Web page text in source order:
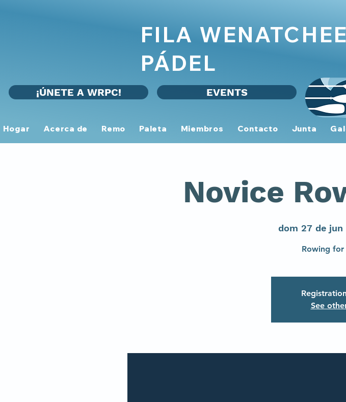
FILA WENATCHEE
PÁDEL
¡ÚNETE A WRPC!
Hogar Acerca de Remo Paleta Miembros Contacto Junta
EVENTS
Novice
dom 27 de jun
Rowing for
See